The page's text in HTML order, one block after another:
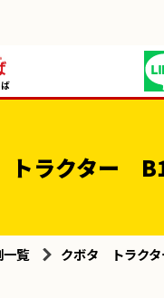
ラクター
一覧 クボタ トラク